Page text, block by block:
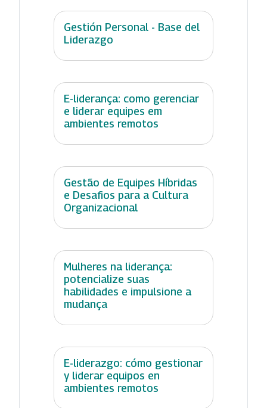
Gestión Personal - Base del
Liderazgo
E-liderança: como gerenciar
e liderar equipes em
ambientes remotos
Gestão de Equipes Híbridas
e Desafios para a Cultura
Organizacional
Mulheres na liderança:
potencialize suas
habilidades e impulsione a
mudança
E-liderazgo: cómo gestionar
y liderar equipos en
ambientes remotos